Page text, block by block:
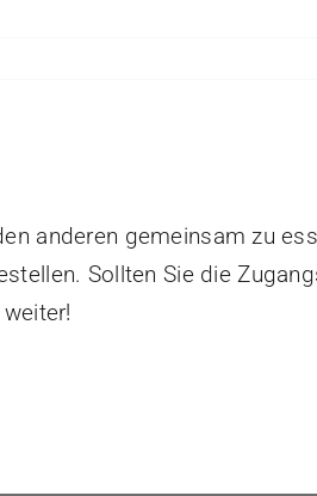
anderen gemeinsam zu
Sollten Sie die